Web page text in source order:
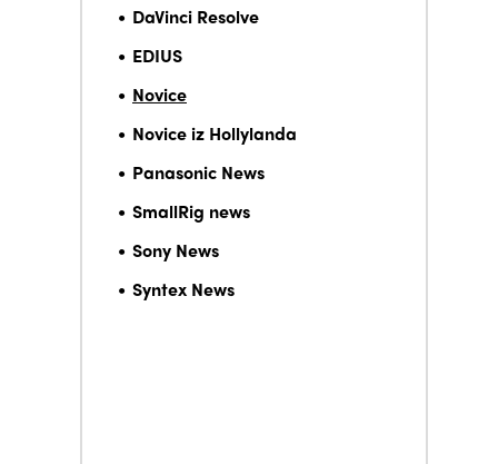
DaVinci Resolve
EDIUS
Novice
Novice iz Hollylanda
Panasonic News
SmallRig news
Sony News
Syntex News